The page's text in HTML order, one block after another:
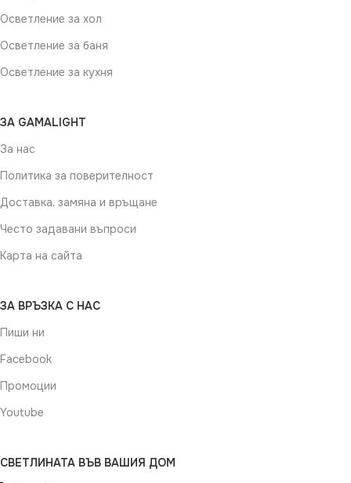
Осветление за хол
Осветление за баня
Осветление за кухня
ЗА GAMALIGHT
За нас
Политика за поверителност
Доставка, замяна и връщане
Често задавани въпроси
Карта на сайта
ЗА ВРЪЗКА С НАС
Пиши ни
Facebook
Промоции
Youtube
СВЕТЛИНАТА ВЪВ ВАШИЯ ДОМ